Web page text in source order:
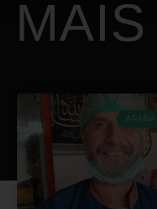
MAIS
ARÁBIA